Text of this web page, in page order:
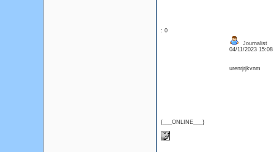
: 0
{___ONLINE___}
Journalist
04/11/2023
urenrjrjkvnm